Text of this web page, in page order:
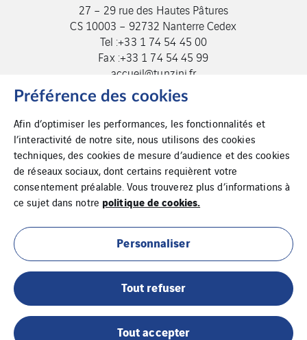
27 – 29 rue des Hautes Pâtures
CS 10003 – 92732 Nanterre Cedex
Tel :+33 1 74 54 45 00
Fax :+33 1 74 54 45 99
accueil@tunzini.fr
Cookies
Mentions légales
Préférence des cookies
Afin d’optimiser les performances, les fonctionnalités et
l’interactivité de notre site, nous utilisons des cookies
techniques, des cookies de mesure d’audience et des cookies
de réseaux sociaux, dont certains requièrent votre
consentement préalable. Vous trouverez plus d’informations à
ce sujet dans notre politique de cookies.
Personnaliser
Tout refuser
Tout accepter